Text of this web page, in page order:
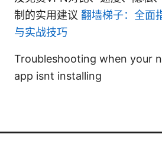
制的实用建议 翻墙梯子：全面
与实战技巧
Troubleshooting when your
app isnt installing